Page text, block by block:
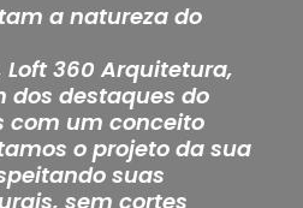
a natureza do
Loft 360 Arquitetura,
dos destaques do
com um conceito
o projeto da sua
suas
sem cortes